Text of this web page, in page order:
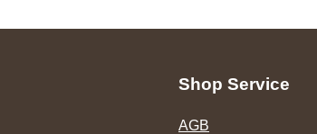
Shop Service
AGB